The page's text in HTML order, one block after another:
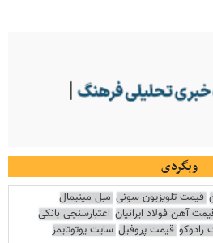
وبگردی
قیمت تلویزیون سونی مبل مینیمال
آهن فولاد ایرانیان اعتبارسنجی بانکی
قیمت پروفیل سایت یوتوتایمز